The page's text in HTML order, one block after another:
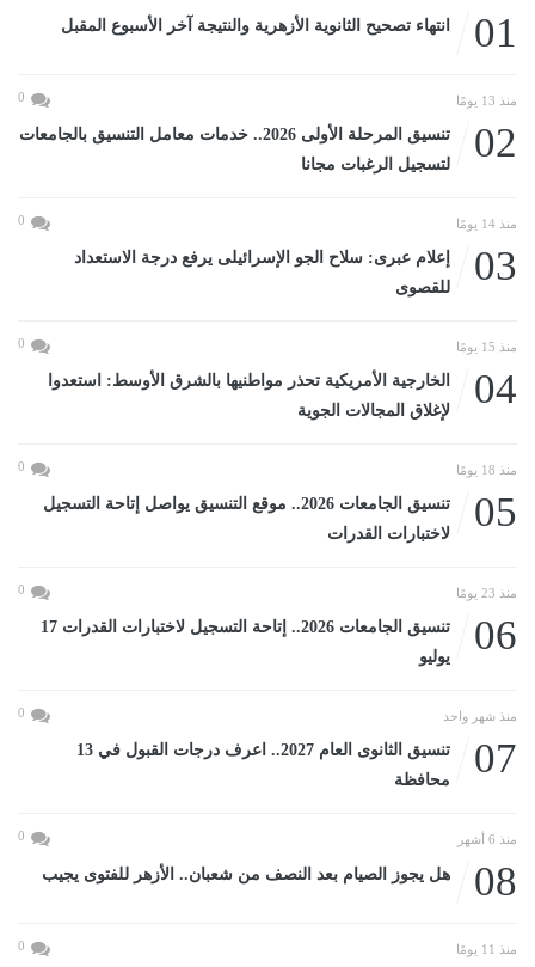
01 انتهاء تصحيح الثانوية الأزهرية والنتيجة آخر الأسبوع المقبل
منذ 13 يومًا 0
02
تنسيق المرحلة الأولى 2026.. خدمات معامل التنسيق بالجامعات
لتسجيل الرغبات مجانا
منذ 14 يومًا 0
03
إعلام عبرى: سلاح الجو الإسرائيلى يرفع درجة الاستعداد
للقصوى
منذ 15 يومًا 0
04
الخارجية الأمريكية تحذر مواطنيها بالشرق الأوسط: استعدوا
لإغلاق المجالات الجوية
منذ 18 يومًا 0
05
تنسيق الجامعات 2026.. موقع التنسيق يواصل إتاحة التسجيل
لاختبارات القدرات
منذ 23 يومًا 0
06
تنسيق الجامعات 2026.. إتاحة التسجيل لاختبارات القدرات 17
يوليو
منذ شهر واحد 0
07
تنسيق الثانوى العام 2027.. اعرف درجات القبول في 13
محافظة
منذ 6 أشهر 0
08 هل يجوز الصيام بعد النصف من شعبان.. الأزهر للفتوى يجيب
منذ 11 يومًا 0